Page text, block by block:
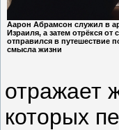
Аарон Абрамсон служил в
Израиля, а затем отрёкся от
отправился в путешествие
смысла жизни
отражает
которых